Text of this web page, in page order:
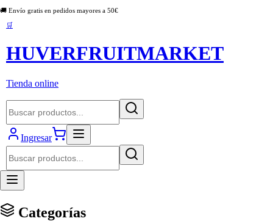
🚚 Envío gratis en pedidos mayores a 50€
🛒
HUVERFRUITMARKET
Tienda online
Ingresar
Categorías